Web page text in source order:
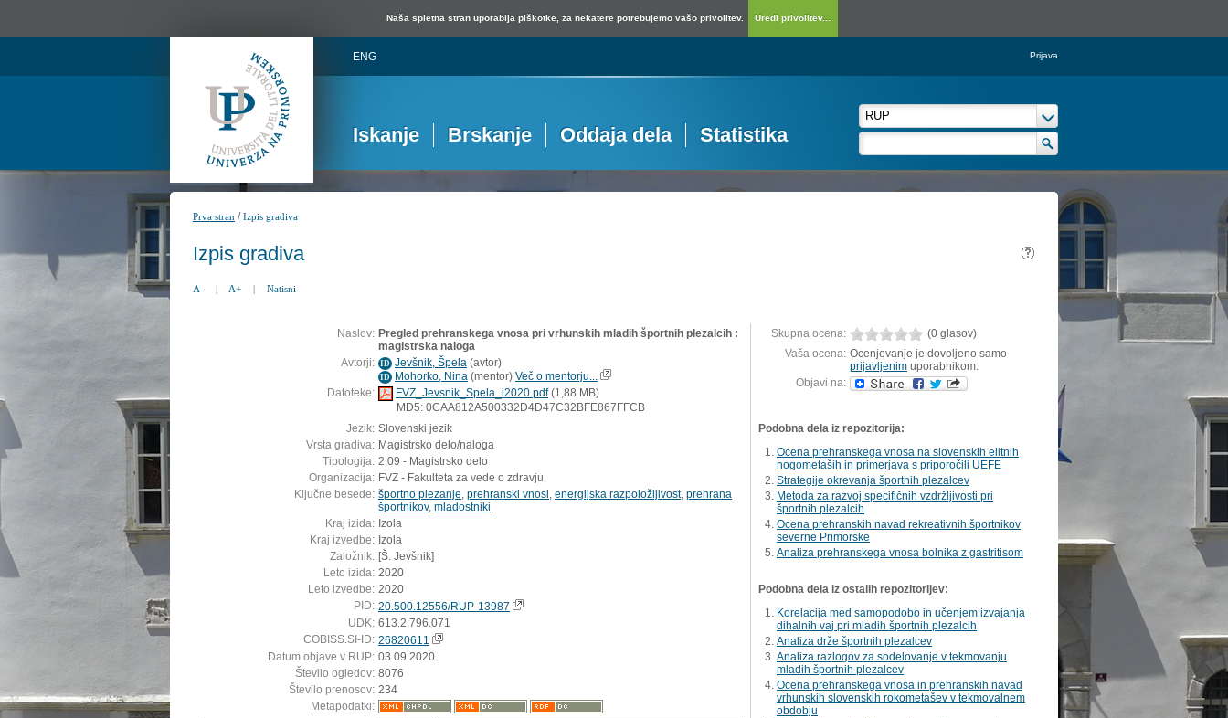
Naša spletna stran uporablja piškotke, za nekatere potrebujemo vašo privolitev. Uredi privolitev...
ENG Prijava
Iskanje Brskanje Oddaja dela Statistika
Prva stran /Izpis gradiva
Izpis gradiva
A- | A+ | Natisni
Naslov: Pregled prehranskega vnosa pri vrhunskih mladih športnih plezalcih :
magistrska naloga
Avtorji: ID Jevšnik, Špela (avtor)
ID Mohorko, Nina (mentor) Več o mentorju...
Datoteke:
FVZ_Jevsnik_Spela_i2020.pdf(1,88 MB)
MD5: 0CAA812A500332D4D47C32BFE867FFCB
Jezik: Slovenski jezik
Vrsta gradiva: Magistrsko delo/naloga
Tipologija: 2.09 - Magistrsko delo
Organizacija: FVZ - Fakulteta za vede o zdravju
Ključne besede: športno plezanje prehranski vnosi energijska razpoložljivost, prehrana
športnikov, mladostniki
Kraj izida: Izola
Kraj izvedbe: Izola
Založnik: [Š. Jevšnik]
Leto izida: 2020
Leto izvedbe: 2020
PID: 20.500.12556/RUP-13987
UDK: 613.2:796.071
COBISS.SI-ID: 26820611
Datum objave v RUP: 03.09.2020
Število ogledov: 8076
Število prenosov: 234
Metapodatki:
Skupna ocena:
(0 glasov)
Vaša ocena: Ocenjevanje je dovoljeno samo
prijavljenim uporabnikom.
Objavi na:
Podobna dela iz repozitorija:
Ocena prehranskega vnosa na slovenskih elitnih
nogometaših in primerjava s priporočili UEFE
Strategije okrevanja športnih plezalcev
Metoda za razvoj specifičnih vzdržljivosti pri
športnih plezalcih
Ocena prehranskih navad rekreativnih športnikov
severne Primorske
Analiza prehranskega vnosa bolnika z gastritisom
Podobna dela iz ostalih repozitorijev:
Korelacija med samopodobo in učenjem izvajanja
dihalnih vaj pri mladih športnih plezalcih
Analiza drže športnih plezalcev
Analiza razlogov za sodelovanje v tekmovanju
mladih športnih plezalcev
Ocena prehranskega vnosa in prehranskih navad
vrhunskih slovenskih rokometašev v tekmovalnem
obdobju